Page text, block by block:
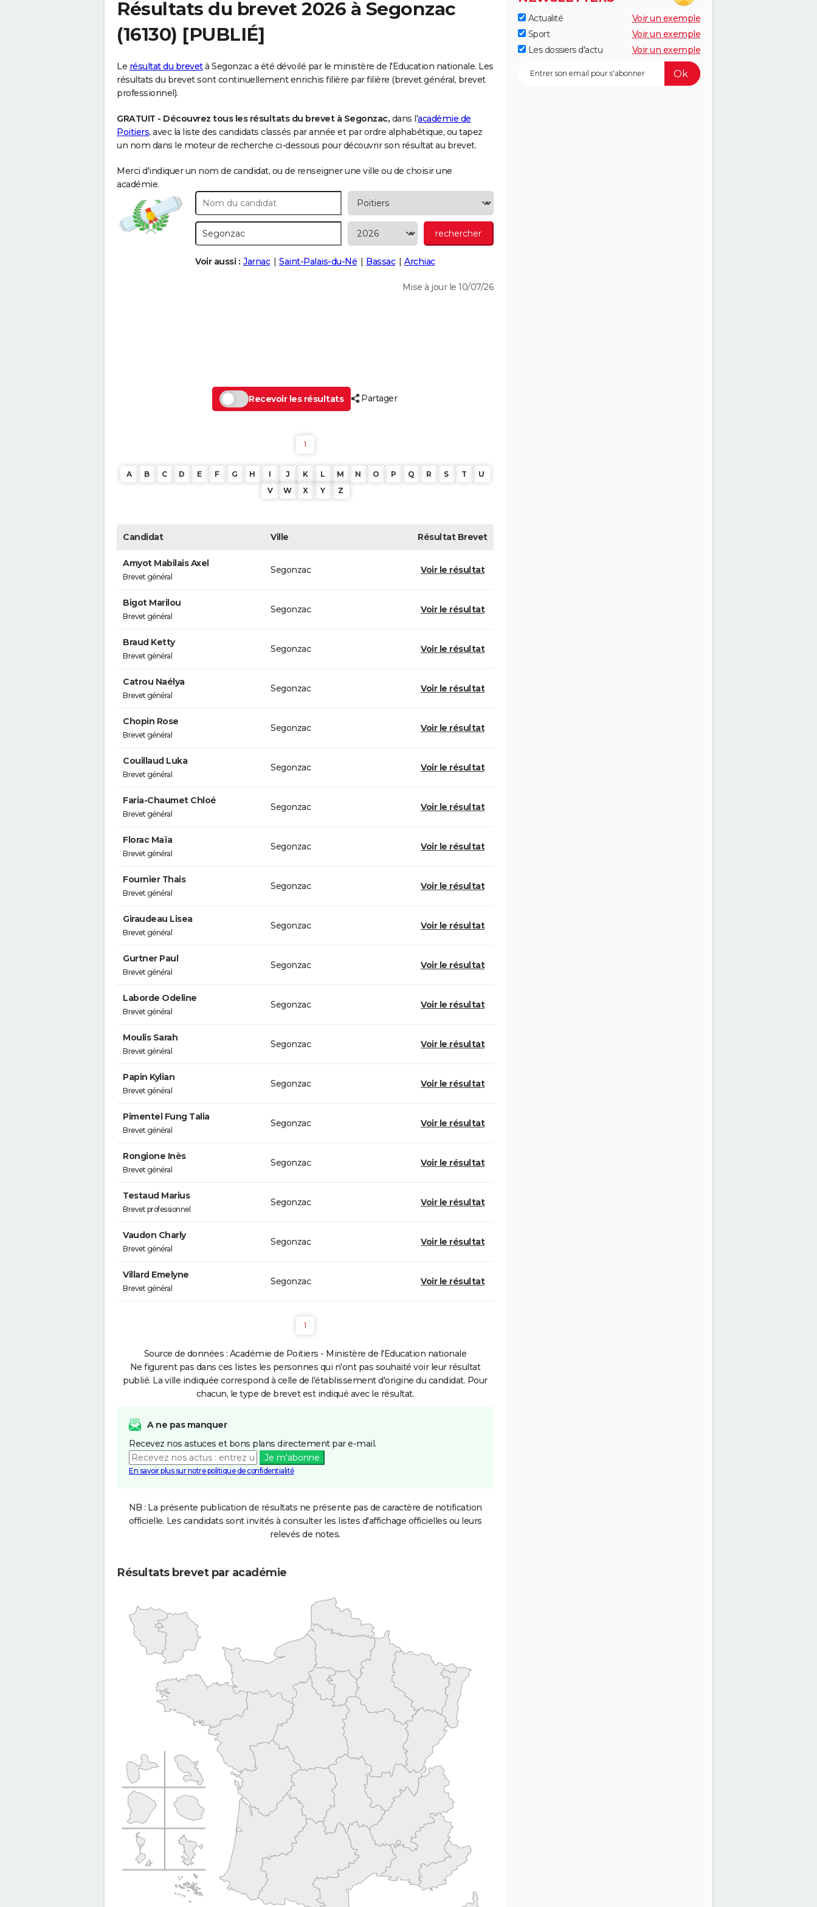
Résultats du brevet 2026 à Segonzac
(16130) [PUBLIÉ]
Le résultat du brevetà Segonzac a été dévoilé par le ministère de l'Education nationale. Les
résultats du brevet sont continuellement enrichis filière par filière (brevet général, brevet
professionnel).
GRATUIT - Découvrez tous les résultats du brevet à Segonzac, dans l'académie de
Poitiers, avec la liste des candidats classés par année et par ordre alphabétique, ou tapez
un nom dans le moteur de recherche ci-dessous pour découvrir son résultat au brevet.
Merci d'indiquer un nom de candidat, ou de renseigner une ville ou de choisir une
académie.
Voir aussi : Jarnac Saint-Palais-du-Né Bassac Archiac
Mise à jour le 10/07/26
Recevoir les résultats Partager
1
A B C D E F G H I J K L M N O P Q R S T
U
V
W X Y Z
Candidat Ville RésultatBrevet
Amyot Mabilais Axel
Brevet général
Segonzac Voir le résultat
Bigot Marilou
Brevet général
Segonzac Voir le résultat
Braud Ketty
Brevet général
Segonzac Voir le résultat
Catrou Naélya
Brevet général
Segonzac Voir le résultat
Chopin Rose
Brevet général
Segonzac Voir le résultat
Couillaud Luka
Brevet général
Segonzac Voir le résultat
Faria-Chaumet Chloé
Brevet général
Segonzac Voir le résultat
Florac Maïa
Brevet général
Segonzac Voir le résultat
Fournier Thais
Brevet général
Segonzac Voir le résultat
Giraudeau Lisea
Brevet général
Segonzac Voir le résultat
Gurtner Paul
Brevet général
Segonzac Voir le résultat
Laborde Odeline
Brevet général
Segonzac Voir le résultat
Moulis Sarah
Brevet général
Segonzac Voir le résultat
Papin Kylian
Brevet général
Segonzac Voir le résultat
Pimentel Fung Talia
Brevet général
Segonzac Voir le résultat
Rongione Inès
Brevet général
Segonzac Voir le résultat
Testaud Marius
Brevet professionnel
Segonzac Voir le résultat
Vaudon Charly
Brevet général
Segonzac Voir le résultat
Villard Emelyne
Brevet général
Segonzac Voir le résultat
1
Source de données : Académie de Poitiers - Ministère de l'Education nationale
Ne figurent pas dans ces listes les personnes qui n'ont pas souhaité voir leur résultat
publié. La ville indiquée correspond à celle de l'établissement d'origine du candidat. Pour
chacun, le type de brevet est indiqué avec le résultat.
A ne pas manquer
Recevez nos astuces et bons plans directement par e-mail.
Je m'abonne
En savoir plus sur notre politique de confidentialité
NB : La présente publication de résultats ne présente pas de caractère de notification
officielle. Les candidats sont invités à consulter les listes d'affichage officielles ou leurs
relevés de notes.
Résultats brevet par académie
Actualité
Voir un exemple
Sport
Voir un exemple
Les dossiers d'actu
Voir un exemple